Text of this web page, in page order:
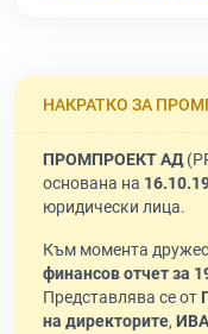
НАКРАТКО ЗА
ПРОМПРОЕКТ АД
основана на
юридически лица.
Към момента
финансов отчет за
Представлява се от
на директорите,